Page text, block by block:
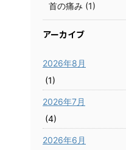
首の痛み (1)
アーカイブ
2026年8月
(1)
2026年7月
(4)
2026年6月